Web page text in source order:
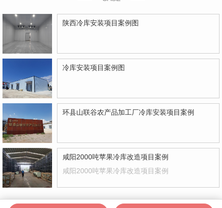
陕西冷库安装项目案例图
冷库安装项目案例图
环县山联谷农产品加工厂冷库安装项目案例
咸阳2000吨苹果冷库改造项目案例
咸阳2000吨苹果冷库改造项目案例